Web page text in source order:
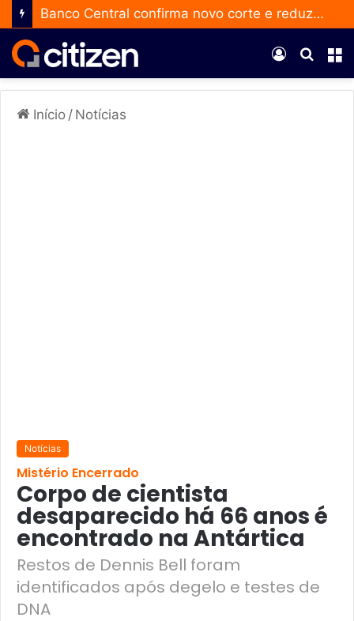
Banco Central confirma novo corte e reduz a taxa Selic para 14% ao ano
por
Entrar
Início / Notícias
Notícias
Mistério Encerrado
Corpo de cientista
desaparecido há 66 anos é
encontrado na Antártica
Restos de Dennis Bell foram
identificados após degelo e testes de
DNA